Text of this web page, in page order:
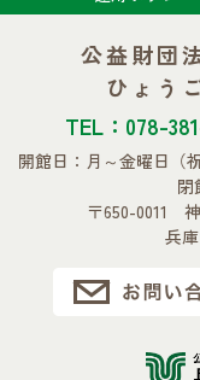
公益財団
ひょう
TEL：078-
開館日：月～金曜日 （
閉
〒650-0011
兵